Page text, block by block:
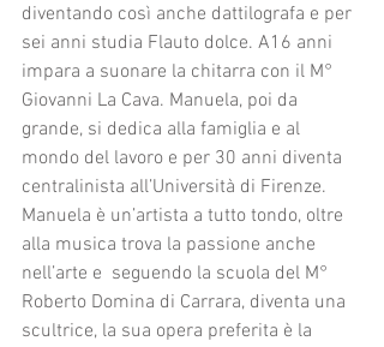
diventando così anche dattilografa e per
sei anni studia Flauto dolce. A16 anni
impara a suonare la chitarra con il M°
Giovanni La Cava. Manuela, poi da
grande, si dedica alla famiglia e al
mondo del lavoro e per 30 anni diventa
centralinista all’Università di Firenze.
Manuela è un’artista a tutto tondo, oltre
alla musica trova la passione anche
nell’arte e  seguendo la scuola del M°
Roberto Domina di Carrara, diventa una
scultrice, la sua opera preferita è la